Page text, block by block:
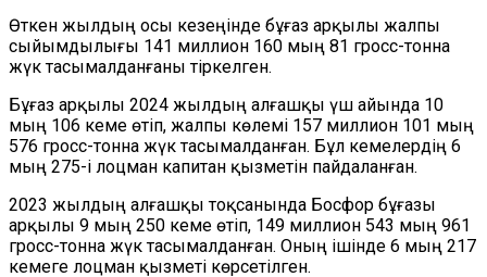
Өткен жылдың осы кезеңінде бұғаз арқылы жалпы
сыйымдылығы 141 миллион 160 мың 81 гросс-тонна
жүк тасымалданғаны тіркелген.
Бұғаз арқылы 2024 жылдың алғашқы үш айында 10
мың 106 кеме өтіп, жалпы көлемі 157 миллион 101 мың
576 гросс-тонна жүк тасымалданған. Бұл кемелердің 6
мың 275-і лоцман капитан қызметін пайдаланған.
2023 жылдың алғашқы тоқсанында Босфор бұғазы
арқылы 9 мың 250 кеме өтіп, 149 миллион 543 мың 961
гросс-тонна жүк тасымалданған. Оның ішінде 6 мың 217
кемеге лоцман қызметі көрсетілген.